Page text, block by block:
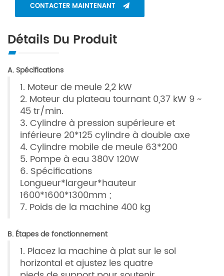
CONTACTER MAINTENANT
Détails Du Produit
A. Spécifications
1. Moteur de meule 2,2 kW
2. Moteur du plateau tournant 0,37 kW 9 ~
45 tr/min.
3. Cylindre à pression supérieure et
inférieure 20*125 cylindre à double axe
4. Cylindre mobile de meule 63*200
5. Pompe à eau 380V 120W
6. Spécifications
Longueur*largeur*hauteur
1600*1600*1300mm ;
7. Poids de la machine 400 kg
B. Étapes de fonctionnement
1. Placez la machine à plat sur le sol
horizontal et ajustez les quatre